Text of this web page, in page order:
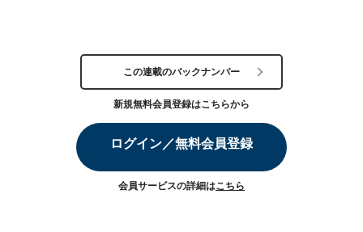
この連載のバックナンバー
新規無料会員登録はこちらから
ログイン／無料会員登録
会員サービスの詳細はこちら